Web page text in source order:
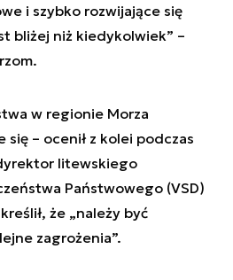
i szybko rozwijające się
bliżej niż kiedykolwiek” –
w regionie Morza
się – ocenił z kolei podczas
litewskiego
Państwowego (VSD)
że „należy być
zagrożenia”.